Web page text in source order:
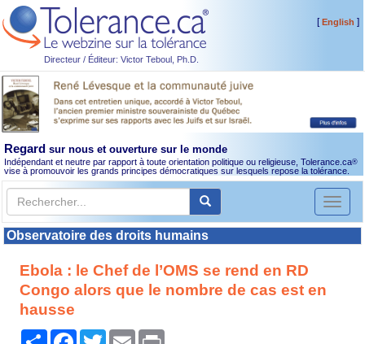
Directeur / Éditeur: Victor Teboul, Ph.D.
[English ]
Regard sur nous et ouverture sur le monde
Indépendant et neutre par rapport à toute orientation politique ou religieuse, Tolerance.ca®
vise à promouvoir les grands principes démocratiques sur lesquels repose la tolérance.
Toggle
Observatoire des droits humains
Ebola : le Chef de l’OMS se rend en RD
Congo alors que le nombre de cas est en
hausse
PartagerFacebook
TwitterEmail